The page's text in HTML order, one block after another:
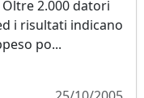
2.000 datori
i risultati indicano
po...